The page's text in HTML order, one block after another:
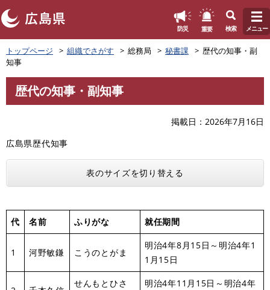
ペ
ー
ジ
の
頭
。
防災 重要 検索 メニュー
トップページ 組織でさがす 総務局 秘書課
歴代の知事・副
知事
文
歴代の知事・副知事
掲載日
2026年7月16日
広島県歴代知事
表のサイズを切り替える
代 名前 ふりがな 就任期間
1 河野敏鎌 こうのとがま
明治4年8月15日～明治4年1
1月15日
せんもとひさ
明治4年11月15日～明治4年